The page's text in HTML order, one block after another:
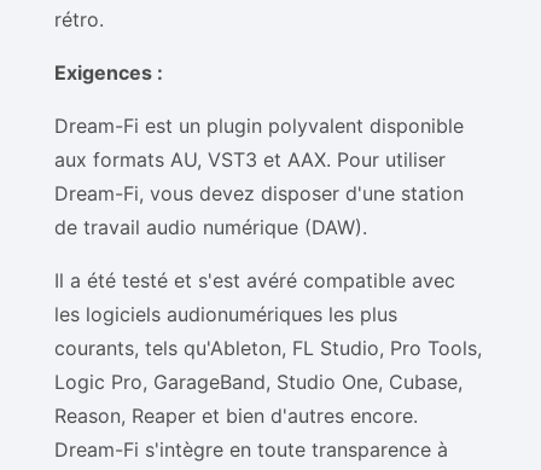
rétro.
Exigences :
Dream-Fi est un plugin polyvalent disponible
aux formats AU, VST3 et AAX. Pour utiliser
Dream-Fi, vous devez disposer d'une station
de travail audio numérique (DAW).
Il a été testé et s'est avéré compatible avec
les logiciels audionumériques les plus
courants, tels qu'Ableton, FL Studio, Pro Tools,
Logic Pro, GarageBand, Studio One, Cubase,
Reason, Reaper et bien d'autres encore.
Dream-Fi s'intègre en toute transparence à